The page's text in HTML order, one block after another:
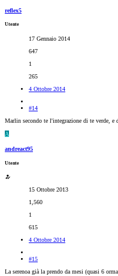
reflex5
Utente
17 Gennaio 2014
647
1
265
4 Ottobre 2014
#14
Marlin secondo te l'integrazione di te verde,
A
andreact95
Utente
15 Ottobre 2013
1,560
1
615
4 Ottobre 2014
#15
La serenoa già la prendo da mesi (quasi 6